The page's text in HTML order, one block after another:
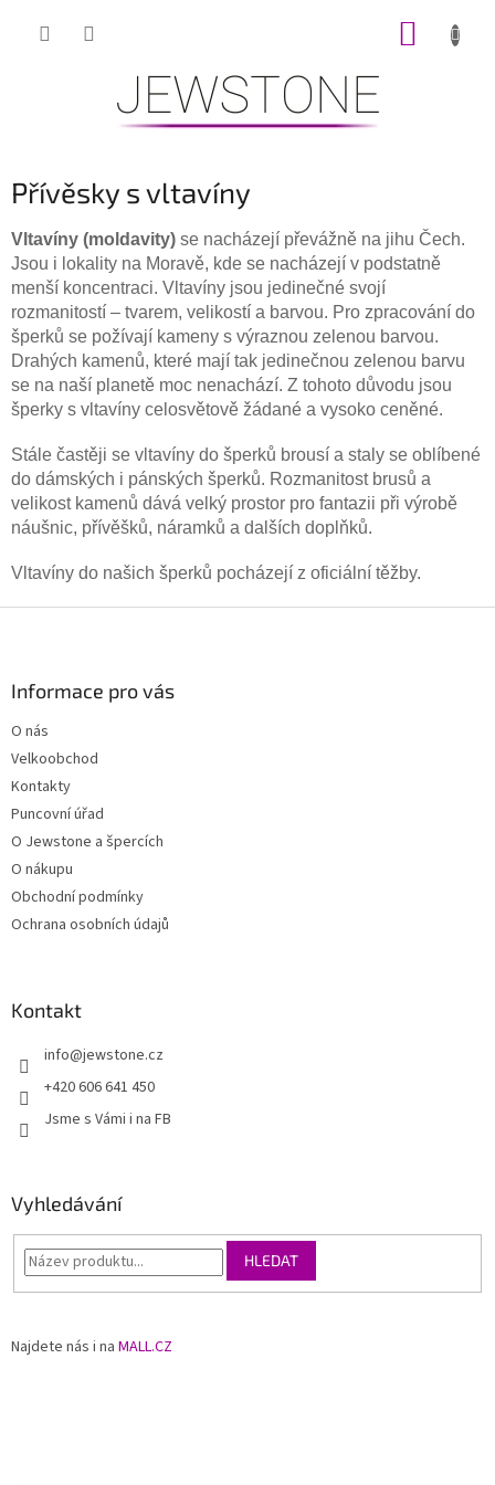
Přívěsky s vltavíny
Vltavíny (moldavity) se nacházejí převážně na jihu Čech.
Jsou i lokality na Moravě, kde se nacházejí v podstatně
menší koncentraci. Vltavíny jsou jedinečné svojí
rozmanitostí – tvarem, velikostí a barvou. Pro zpracování do
šperků se požívají kameny s výraznou zelenou barvou.
Drahých kamenů, které mají tak jedinečnou zelenou barvu
se na naší planetě moc nenachází. Z tohoto důvodu jsou
šperky s vltavíny celosvětově žádané a vysoko ceněné.
Stále častěji se vltavíny do šperků brousí a staly se oblíbené
do dámských i pánských šperků. Rozmanitost brusů a
velikost kamenů dává velký prostor pro fantazii při výrobě
náušnic, přívěšků, náramků a dalších doplňků.
Vltavíny do našich šperků pocházejí z oficiální těžby.
Informace pro vás
O nás
Velkoobchod
Kontakty
Puncovní úřad
O Jewstone a špercích
O nákupu
Obchodní podmínky
Ochrana osobních údajů
Kontakt
info@jewstone.cz
+420 606 641 450
Jsme s Vámi i na FB
Vyhledávání
HLEDAT
Najdete nás i na MALL.CZ